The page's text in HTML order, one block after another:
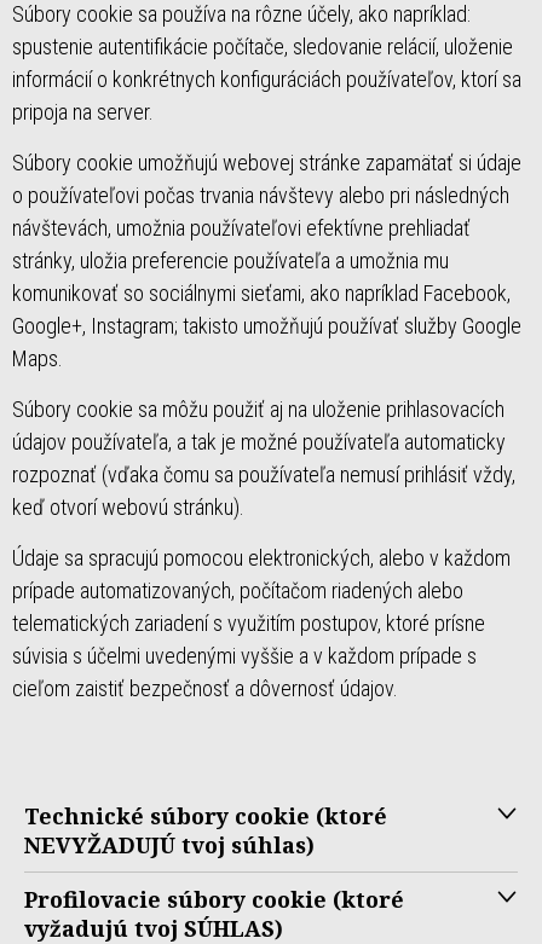
Súbory cookie sa používa na rôzne účely, ako napríklad:
spustenie autentifikácie počítače, sledovanie relácií, uloženie
informácií o konkrétnych konfiguráciách používateľov, ktorí sa
pripoja na server.
Súbory cookie umožňujú webovej stránke zapamätať si údaje
o používateľovi počas trvania návštevy alebo pri následných
návštevách, umožnia používateľovi efektívne prehliadať
stránky, uložia preferencie používateľa a umožnia mu
komunikovať so sociálnymi sieťami, ako napríklad Facebook,
Google+, Instagram; takisto umožňujú používať služby Google
Maps.
Súbory cookie sa môžu použiť aj na uloženie prihlasovacích
údajov používateľa, a tak je možné používateľa automaticky
rozpoznať (vďaka čomu sa používateľa nemusí prihlásiť vždy,
keď otvorí webovú stránku).
Údaje sa spracujú pomocou elektronických, alebo v každom
prípade automatizovaných, počítačom riadených alebo
telematických zariadení s využitím postupov, ktoré prísne
súvisia s účelmi uvedenými vyššie a v každom prípade s
cieľom zaistiť bezpečnosť a dôvernosť údajov.
Technické súbory cookie (ktoré
NEVYŽADUJÚ tvoj súhlas)
Profilovacie súbory cookie (ktoré
vyžadujú tvoj SÚHLAS)